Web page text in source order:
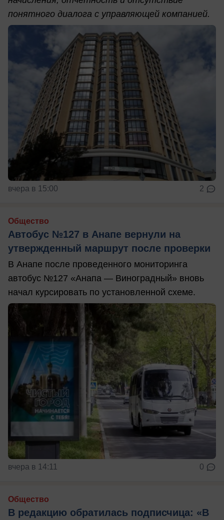
понятного диалога с управляющей компанией.
вчера в 15:00 2
Общество
Автобус №127 в Анапе вернули на
утвержденный маршрут после проверки
В Анапе после проведенного мониторинга
автобус №127 «Анапа — Виноградный» вновь
начал курсировать по установленной схеме.
вчера в 14:11 0
Общество
В редакцию обратилась подписчица: «В